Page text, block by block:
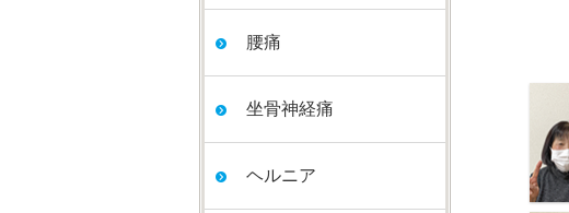
腰痛
坐骨神経痛
ヘルニア